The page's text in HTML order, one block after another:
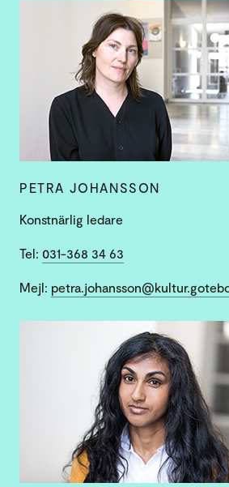
PETRA JOHANSSON
Konstnärlig ledare
Tel: 031-368 34 63
Mejl: